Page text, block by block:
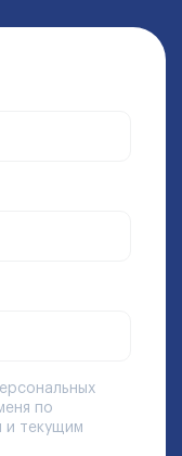
по
и текущим